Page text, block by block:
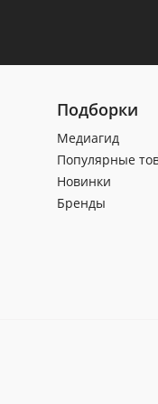
Подборки
Медиагид
Популярные
Новинки
Бренды